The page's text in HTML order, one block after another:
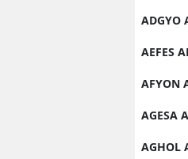
ADGYO
AEFES
AFYON
AGESA
AGHOL